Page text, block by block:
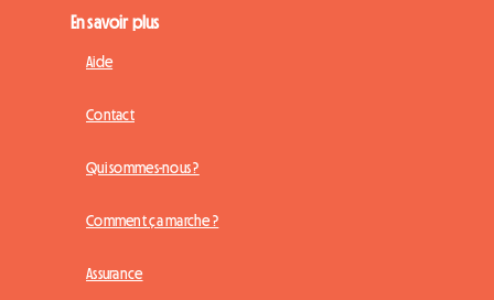
En savoir plus
Aide
Contact
Qui sommes-nous ?
Comment ça marche ?
Assurance